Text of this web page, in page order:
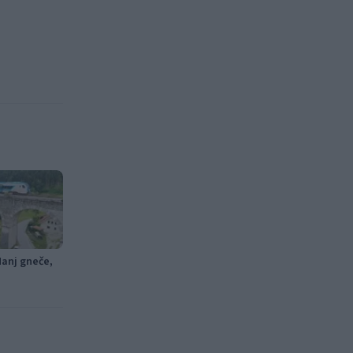
gneče,